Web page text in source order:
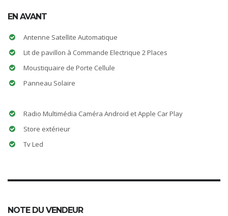
EN AVANT
Antenne Satellite Automatique
Lit de pavillon à Commande Electrique 2 Places
Moustiquaire de Porte Cellule
Panneau Solaire
Radio Multimédia Caméra Android et Apple Car Play
Store extérieur
Tv Led
NOTE DU VENDEUR